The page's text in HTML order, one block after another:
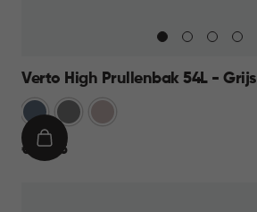
Verto High Prullenbak 54L - Grijs
BlauwGrijs Rose
€
€ 44,95
IN